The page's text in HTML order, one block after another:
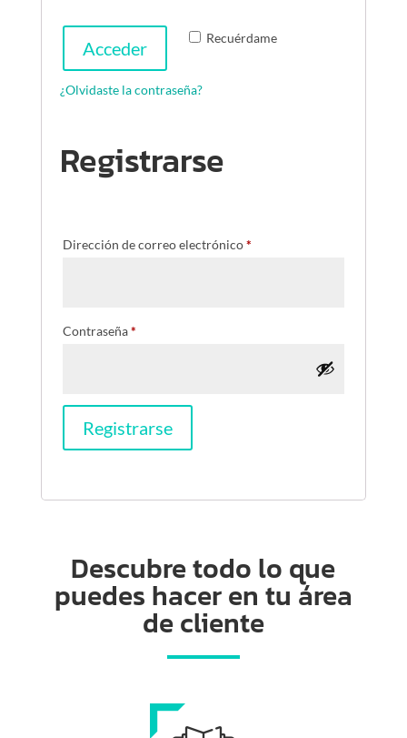
Recuérdame
Acceder
¿Olvidaste la contraseña?
Registrarse
Dirección de correo electrónico*
Contraseña*
Registrarse
Descubre todo lo que
puedes hacer en tu área
de cliente